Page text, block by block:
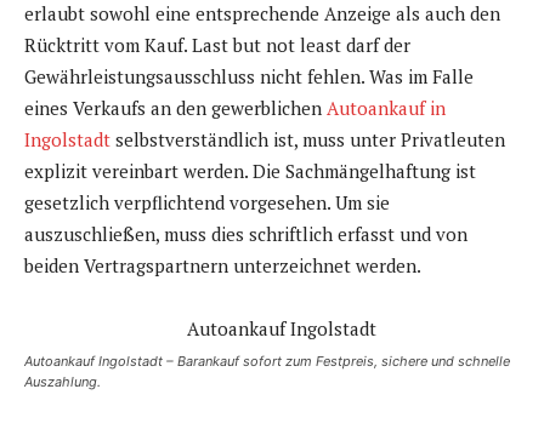
erlaubt sowohl eine entsprechende Anzeige als auch den
Rücktritt vom Kauf. Last but not least darf der
Gewährleistungsausschluss nicht fehlen. Was im Falle
eines Verkaufs an den gewerblichen Autoankauf in
Ingolstadt selbstverständlich ist, muss unter Privatleuten
explizit vereinbart werden. Die Sachmängelhaftung ist
gesetzlich verpflichtend vorgesehen. Um sie
auszuschließen, muss dies schriftlich erfasst und von
beiden Vertragspartnern unterzeichnet werden.
Autoankauf Ingolstadt – Barankauf sofort zum Festpreis, sichere und schnelle
Auszahlung.